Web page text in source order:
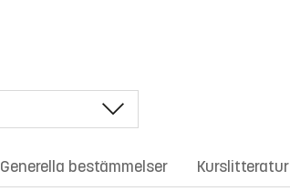
Generella bestämmelser Kurslitteratur